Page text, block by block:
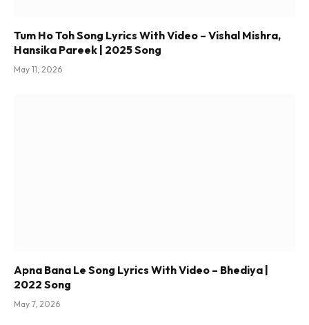
Tum Ho Toh Song Lyrics With Video – Vishal Mishra,
Hansika Pareek | 2025 Song
May 11, 2026
Apna Bana Le Song Lyrics With Video – Bhediya |
2022 Song
May 7, 2026